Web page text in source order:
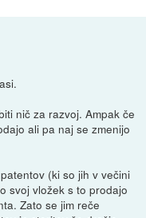
nič za razvoj. Ampak če
ali pa naj se zmenijo
(ki so jih v večini
svoj vložek s to prodajo
Zato se jim reče